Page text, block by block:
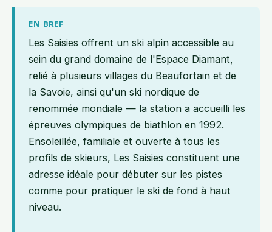
EN BREF
Les Saisies offrent un ski alpin accessible au
sein du grand domaine de l'Espace Diamant,
relié à plusieurs villages du Beaufortain et de
la Savoie, ainsi qu'un ski nordique de
renommée mondiale — la station a accueilli les
épreuves olympiques de biathlon en 1992.
Ensoleillée, familiale et ouverte à tous les
profils de skieurs, Les Saisies constituent une
adresse idéale pour débuter sur les pistes
comme pour pratiquer le ski de fond à haut
niveau.